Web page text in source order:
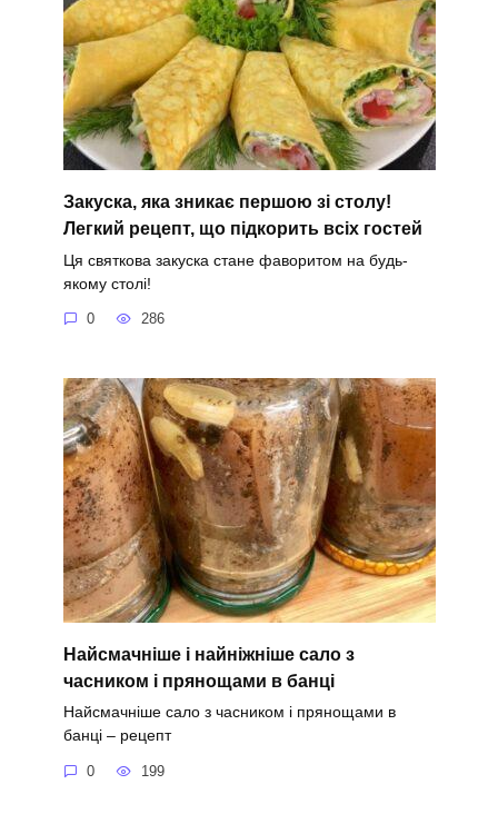
Закуска, яка зникає першою зі столу!
Легкий рецепт, що підкорить всіх гостей
Ця святкова закуска стане фаворитом на будь-
якому столі!
0 286
Найсмачніше і найніжніше сало з
часником і прянощами в банці
Найсмачніше сало з часником і прянощами в
банці – рецепт
0 199